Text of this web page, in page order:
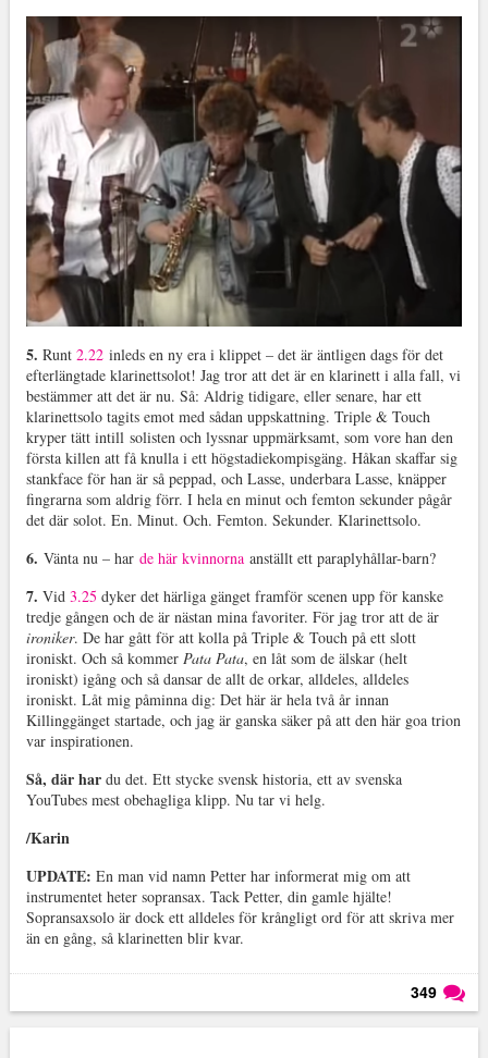
5. Runt 2.22inleds en ny era i klippet – det är äntligen dags för det
efterlängtade klarinettsolot! Jag tror att det är en klarinett i alla fall, vi
bestämmer att det är nu. Så: Aldrig tidigare, eller senare, har ett
klarinettsolo tagits emot med sådan uppskattning. Triple & Touch
kryper tätt intill solisten och lyssnar uppmärksamt, som vore han den
första killen att få knulla i ett högstadiekompisgäng. Håkan skaffar sig
stankface för han är så peppad, och Lasse, underbara Lasse, knäpper
fingrarna som aldrig förr. I hela en minut och femton sekunder pågår
det där solot. En. Minut. Och. Femton. Sekunder. Klarinettsolo.
6. Vänta nu – har de här kvinnornaanställt ett paraplyhållar-barn?
7. Vid 3.25 dyker det härliga gänget framför scenen upp för kanske
tredje gången och de är nästan mina favoriter. För jag tror att de är
ironiker. De har gått för att kolla på Triple & Touch på ett slott
ironiskt. Och så kommer Pata Pata, en låt som de älskar (helt
ironiskt) igång och så dansar de allt de orkar, alldeles, alldeles
ironiskt. Låt mig påminna dig: Det här är hela två år innan
Killinggänget startade, och jag är ganska säker på att den här goa trion
var inspirationen.
Så, där hardu det. Ett stycke svensk historia, ett av svenska
YouTubes mest obehagliga klipp. Nu tar vi helg.
/Karin
UPDATE: En man vid namn Petter har informerat mig om att
instrumentet heter sopransax. Tack Petter, din gamle hjälte!
Sopransaxsolo är dock ett alldeles för krångligt ord för att skriva mer
än en gång, så klarinetten blir kvar.
349